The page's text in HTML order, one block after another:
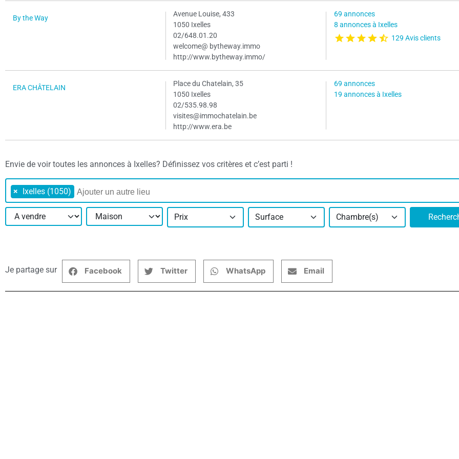
By the Way
Avenue Louise, 433
1050 Ixelles
02/648.01.20
welcome@ bytheway.immo
http://www.bytheway.immo/
69 annonces
8 annonces à Ixelles
129 Avis clients
ERA CHÂTELAIN
Place du Chatelain, 35
1050 Ixelles
02/535.98.98
visites@immochatelain.be
http://www.era.be
69 annonces
19 annonces à Ixelles
Envie de voir toutes les annonces à Ixelles? Définissez vos critères et c’est parti !
× Ixelles (1050)
Prix Surface Chambre(s)
Je partage sur Facebook Twitter WhatsApp Email